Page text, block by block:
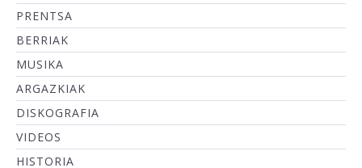
PRENTSA
BERRIAK
MUSIKA
ARGAZKIAK
DISKOGRAFIA
VIDEOS
HISTORIA